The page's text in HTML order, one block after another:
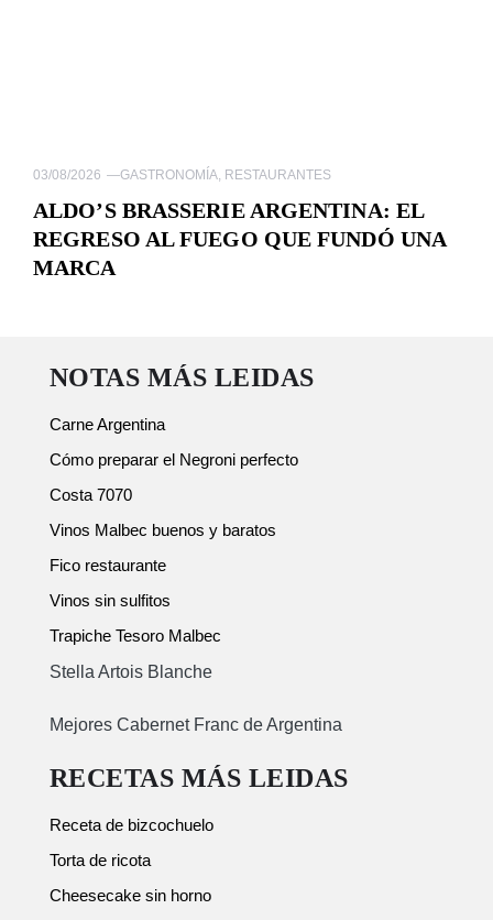
03/08/2026 —GASTRONOMÍA RESTAURANTES
ALDO’S BRASSERIE ARGENTINA: EL
REGRESO AL FUEGO QUE FUNDÓ UNA
MARCA
NOTAS MÁS LEIDAS
Carne Argentina
Cómo preparar el Negroni perfecto
Costa 7070
Vinos Malbec buenos y baratos
Fico restaurante
Vinos sin sulfitos
Trapiche Tesoro Malbec
Stella Artois Blanche
Mejores Cabernet Franc de Argentina
RECETAS MÁS LEIDAS
Receta de bizcochuelo
Torta de ricota
Cheesecake sin horno